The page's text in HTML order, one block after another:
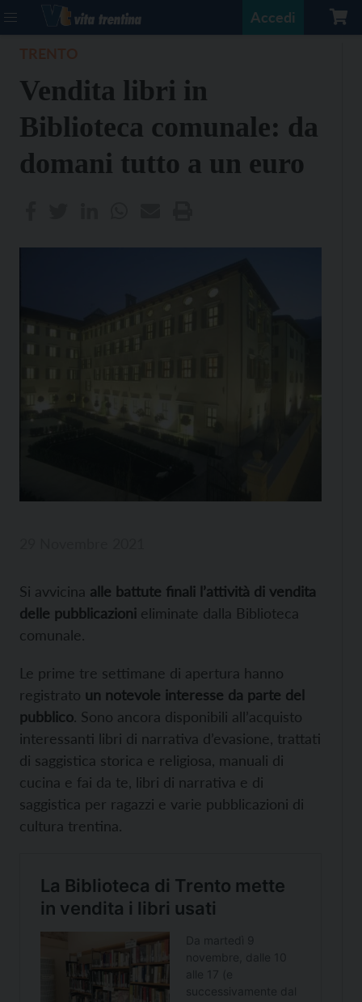
Accedi
Vendita libri in
Biblioteca comunale: da
domani tutto a un euro
Si avvicina alle battute finali l’attività di vendita
delle pubblicazioni eliminate dalla Biblioteca
comunale.
Le prime tre settimane di apertura hanno
registrato un notevole interesse da parte del
pubblico. Sono ancora disponibili all’acquisto
interessanti libri di narrativa d’evasione, trattati
di saggistica storica e religiosa, manuali di
cucina e fai da te, libri di narrativa e di
saggistica per ragazzi e varie pubblicazioni di
cultura trentina.